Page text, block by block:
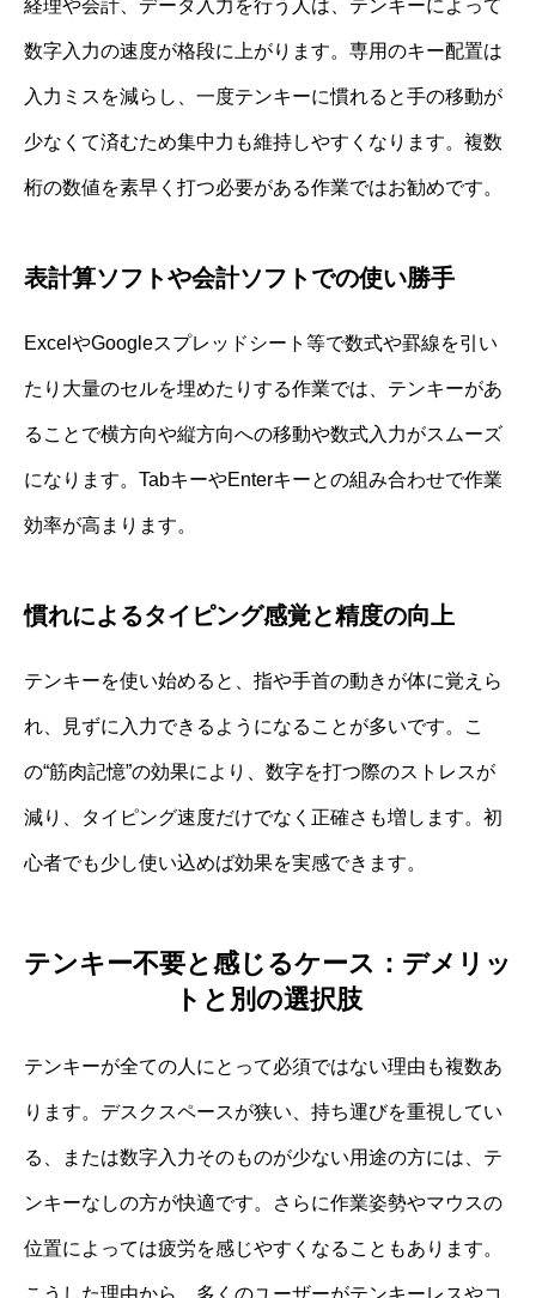
経理や会計、データ入力を行う人は、テンキーによって
数字入力の速度が格段に上がります。専用のキー配置は
入力ミスを減らし、一度テンキーに慣れると手の移動が
少なくて済むため集中力も維持しやすくなります。複数
桁の数値を素早く打つ必要がある作業ではお勧めです。
表計算ソフトや会計ソフトでの使い勝手
ExcelやGoogleスプレッドシート等で数式や罫線を引い
たり大量のセルを埋めたりする作業では、テンキーがあ
ることで横方向や縦方向への移動や数式入力がスムーズ
になります。TabキーやEnterキーとの組み合わせで作業
効率が高まります。
慣れによるタイピング感覚と精度の向上
テンキーを使い始めると、指や手首の動きが体に覚えら
れ、見ずに入力できるようになることが多いです。こ
の“筋肉記憶”の効果により、数字を打つ際のストレスが
減り、タイピング速度だけでなく正確さも増します。初
心者でも少し使い込めば効果を実感できます。
テンキー不要と感じるケース：デメリッ
トと別の選択肢
テンキーが全ての人にとって必須ではない理由も複数あ
ります。デスクスペースが狭い、持ち運びを重視してい
る、または数字入力そのものが少ない用途の方には、テ
ンキーなしの方が快適です。さらに作業姿勢やマウスの
位置によっては疲労を感じやすくなることもあります。